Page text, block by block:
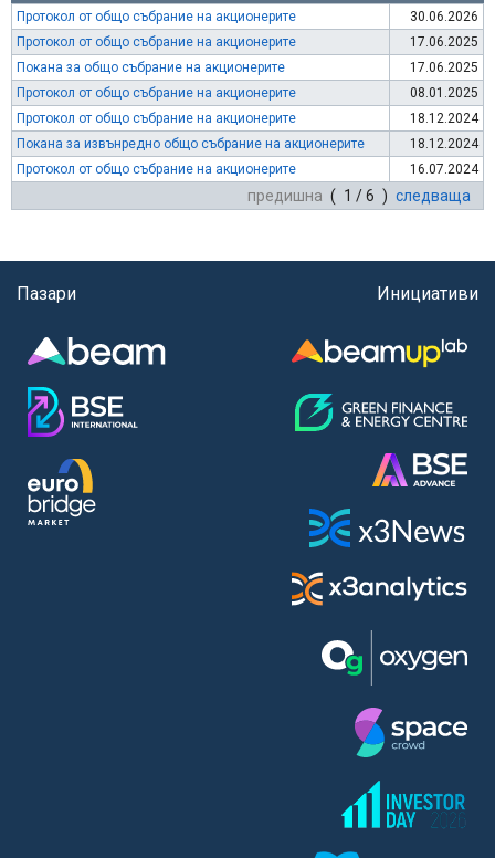
Протокол от общо събрание на акционерите
30.06.2026
Протокол от общо събрание на акционерите
17.06.2025
Покана за общо събрание на акционерите
17.06.2025
Протокол от общо събрание на акционерите
08.01.2025
Протокол от общо събрание на акционерите
18.12.2024
Покана за извънредно общо събрание на акционерите
18.12.2024
Протокол от общо събрание на акционерите
16.07.2024
предишна ( 1 / 6 ) следваща
Пазари Инициативи